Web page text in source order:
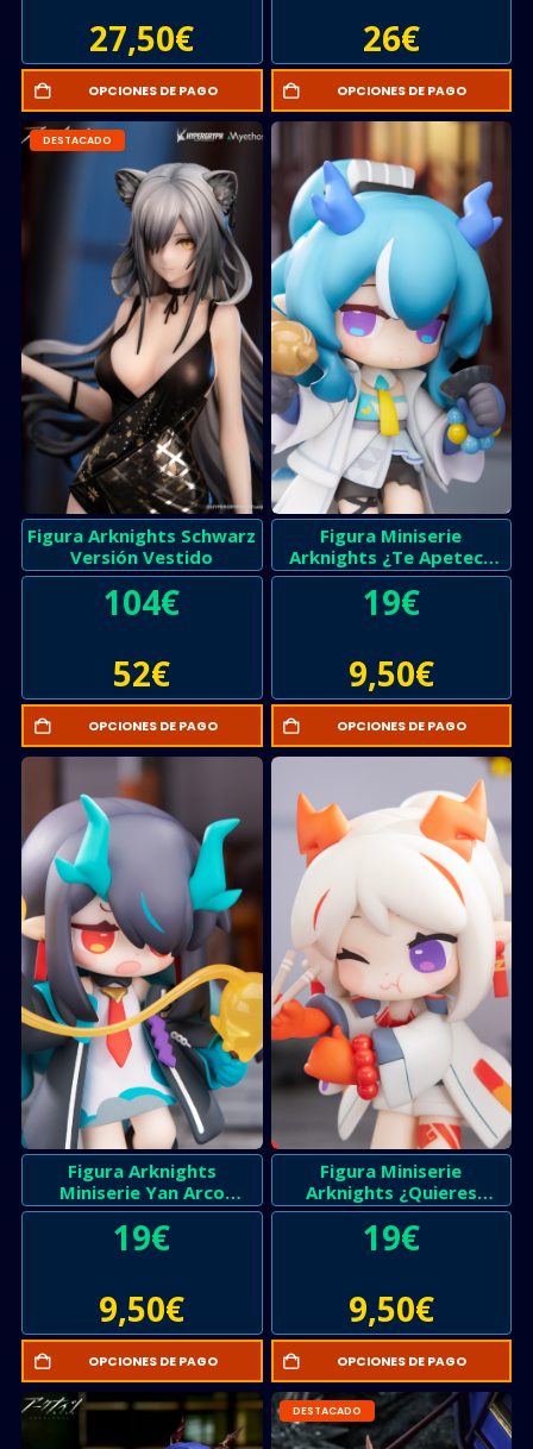
27,50€
OPCIONES DE PAGO
26€
OPCIONES DE PAGO
DESTACADO
Figura Arknights Schwarz
Versión Vestido
104€
52€
OPCIONES DE PAGO
Figura Miniserie
Arknights ¿Te Apetece
Postre?
19€
9,50€
OPCIONES DE PAGO
Figura Arknights
Miniserie Yan Arco
Especial Dusk
19€
9,50€
OPCIONES DE PAGO
Figura Miniserie
Arknights ¿Quieres
Postre?
19€
9,50€
OPCIONES DE PAGO
DESTACADO